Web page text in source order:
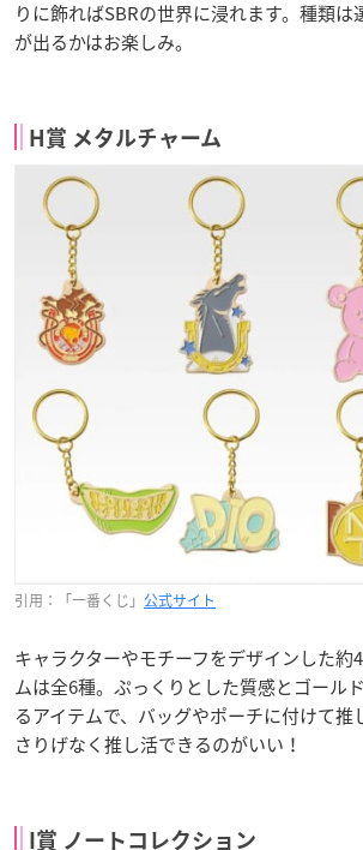
りに飾ればSBRの世界に浸れます。種類は
が出るかはお楽しみ。
H賞 メタルチャーム
引用：「一番くじ」 公式サイト
キャラクターやモチーフをデザインした
ムは全6種。ぷっくりとした質感とゴール
るアイテムで、バッグやポーチに付けて推
さりげなく推し活できるのがいい！
I賞 ノートコレクション